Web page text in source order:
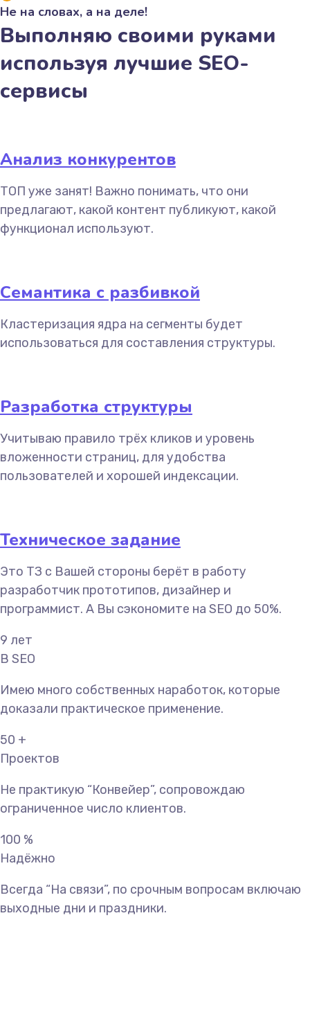
Не на словах, а на деле!
Выполняю своими руками
используя лучшие SEO-
сервисы
Анализ конкурентов
ТОП уже занят! Важно понимать, что они
предлагают, какой контент публикуют, какой
функционал используют.
Семантика с разбивкой
Кластеризация ядра на сегменты будет
использоваться для составления структуры.
Разработка структуры
Учитываю правило трёх кликов и уровень
вложенности страниц, для удобства
пользователей и хорошей индексации.
Техническое задание
Это ТЗ с Вашей стороны берёт в работу
разработчик прототипов, дизайнер и
программист. А Вы сэкономите на SEO до 50%.
9 лет
В SEO
Имею много собственных наработок, которые
доказали практическое применение.
50 +
Проектов
Не практикую “Конвейер”, сопровождаю
ограниченное число клиентов.
100 %
Надёжно
Всегда “На связи”, по срочным вопросам включаю
выходные дни и праздники.